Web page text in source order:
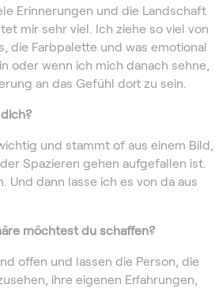
Erinnerungen und die Landschaft
mir sehr viel. Ich ziehe so viel von
die Farbpalette und was emotional
oder wenn ich mich danach sehne,
an das Gefühl dort zu sein.
und stammt of aus einem Bild,
Spazieren gehen aufgefallen ist.
Und dann lasse ich es von da aus
möchtest du schaffen?
offen und lassen die Person, die
ihre eigenen Erfahrungen,